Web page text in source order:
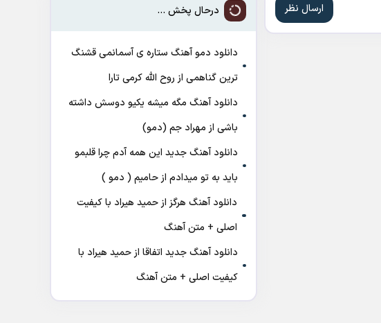
درحال پخش ...
دانلود دمو آهنگ ﺳﺘﺎره ی آﺳﻤﺎﻧﻤﻰ ﻗﺸﻨﮓ
ﺗﺮﻳﻦ ﮔﻨﺎﻫﻤﻰ از روح الله کرمی تارا
دانلود آهنگ مگه میشه یکیو دوسش داشته
باشی از مهراد جم (دمو)
دانلود آهنگ جدید این همه آدم چرا قلبمو
باید به تو میدادم از حامیم ( دمو )
دانلود آهنگ هرگز از حمید هیراد با کیفیت
اصلی + متن آهنگ
دانلود آهنگ جدید اتفاقا از حمید هیراد با
کیفیت اصلی + متن آهنگ